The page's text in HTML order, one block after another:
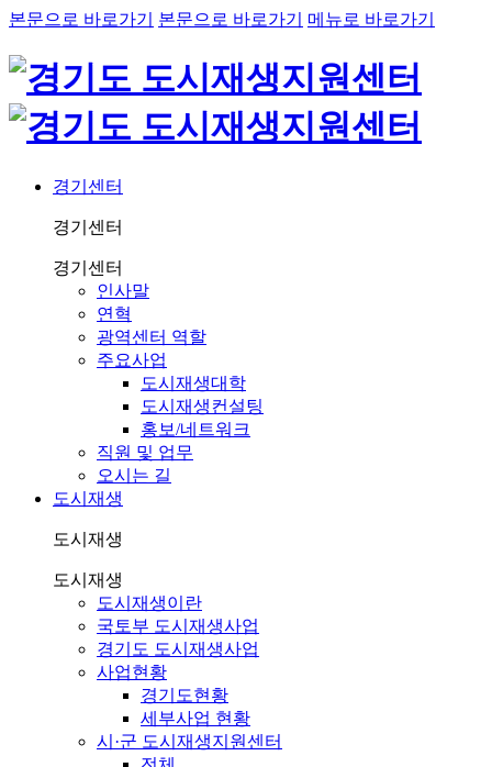
본문으로 바로가기 본문으로 바로가기 메뉴로 바로가기
경기센터
경기센터
경기센터
인사말
연혁
광역센터 역할
주요사업
도시재생대학
도시재생컨설팅
홍보/네트워크
직원 및 업무
오시는 길
도시재생
도시재생
도시재생
도시재생이란
국토부 도시재생사업
경기도 도시재생사업
사업현황
경기도현황
세부사업 현황
시·군 도시재생지원센터